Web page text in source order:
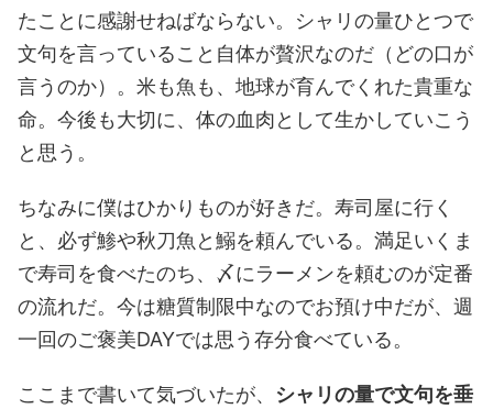
たことに感謝せねばならない。シャリの量ひとつで
文句を言っていること自体が贅沢なのだ（どの口が
言うのか）。米も魚も、地球が育んでくれた貴重な
命。今後も大切に、体の血肉として生かしていこう
と思う。
ちなみに僕はひかりものが好きだ。寿司屋に行く
と、必ず鯵や秋刀魚と鰯を頼んでいる。満足いくま
で寿司を食べたのち、〆にラーメンを頼むのが定番
の流れだ。今は糖質制限中なのでお預け中だが、週
一回のご褒美DAYでは思う存分食べている。
ここまで書いて気づいたが、 シャリの量で文句を垂